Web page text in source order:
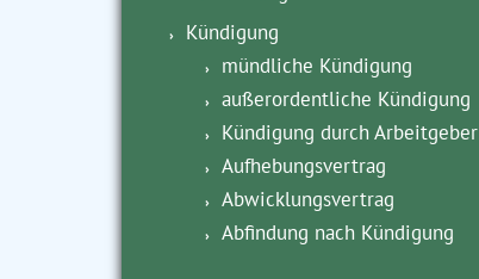
Kündigung
mündliche Kündigung
außerordentliche Kündigung
Kündigung durch Arbeitgeber
Aufhebungsvertrag
Abwicklungsvertrag
Abfindung nach Kündigung